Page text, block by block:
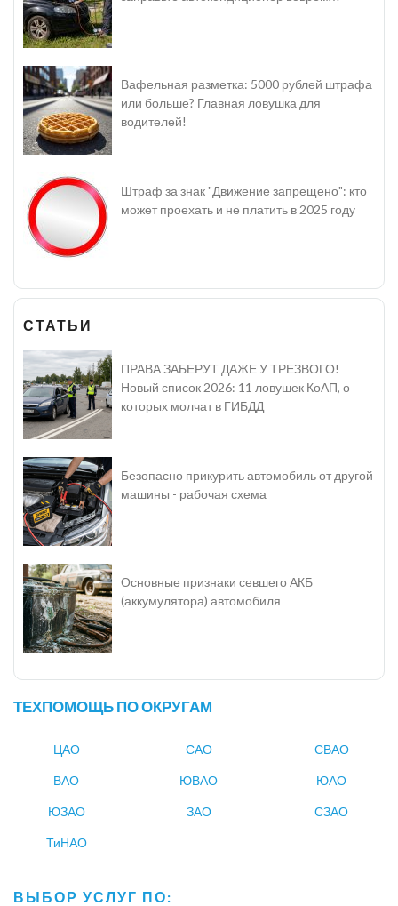
Вафельная разметка: 5000 рублей штрафа
или больше? Главная ловушка для
водителей!
Штраф за знак "Движение запрещено": кто
может проехать и не платить в 2025 году
СТАТЬИ
ПРАВА ЗАБЕРУТ ДАЖЕ У ТРЕЗВОГО!
Новый список 2026: 11 ловушек КоАП, о
которых молчат в ГИБДД
Безопасно прикурить автомобиль от другой
машины - рабочая схема
Основные признаки севшего АКБ
(аккумулятора) автомобиля
ТЕХПОМОЩЬ ПО ОКРУГАМ
ЦАО САО СВАО
ВАО ЮВАО ЮАО
ЮЗАО ЗАО СЗАО
ТиНАО
ВЫБОР УСЛУГ ПО: